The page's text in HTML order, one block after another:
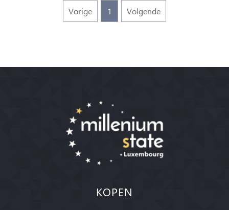
Vorige 1 Volgende
KOPEN